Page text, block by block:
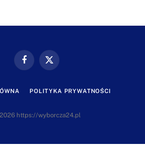
FacebookX
POLITYKA PRYWATNOŚCI
https://wyborcza24.pl